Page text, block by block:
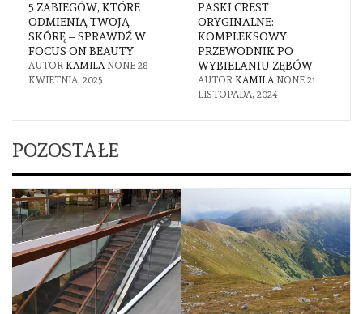
5 ZABIEGÓW, KTÓRE
ODMIENIĄ TWOJĄ
SKÓRĘ – SPRAWDŹ W
FOCUS ON BEAUTY
AUTOR KAMILA NONE 28
KWIETNIA, 2025
PASKI CREST
ORYGINALNE:
KOMPLEKSOWY
PRZEWODNIK PO
WYBIELANIU ZĘBÓW
AUTOR KAMILA NONE 21
LISTOPADA, 2024
POZOSTAŁE